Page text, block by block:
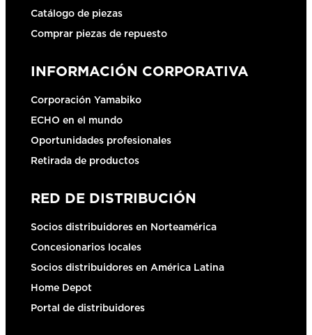
Catálogo de piezas
Comprar piezas de repuesto
INFORMACIÓN CORPORATIVA
Corporación Yamabiko
ECHO en el mundo
Oportunidades profesionales
Retirada de productos
RED DE DISTRIBUCIÓN
Socios distribuidores en Norteamérica
Concesionarios locales
Socios distribuidores en América Latina
Home Depot
Portal de distribuidores